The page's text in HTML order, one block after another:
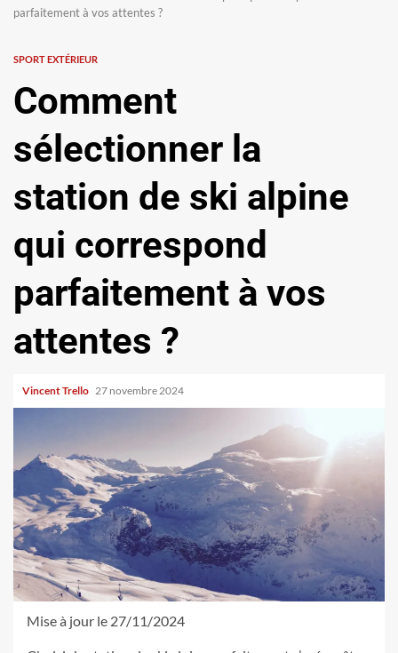
parfaitement à vos attentes ?
SPORT EXTÉRIEUR
Comment
sélectionner la
station de ski alpine
qui correspond
parfaitement à vos
attentes ?
Vincent Trello 27 novembre 2024
Mise à jour le 27/11/2024